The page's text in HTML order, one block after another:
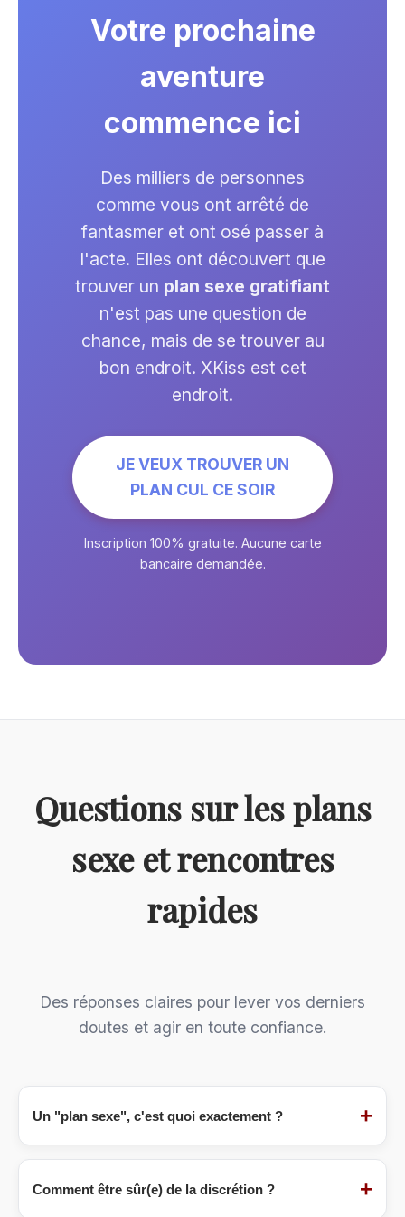
Votre prochaine
aventure
commence ici
Des milliers de personnes
comme vous ont arrêté de
fantasmer et ont osé passer à
l'acte. Elles ont découvert que
trouver un plan sexe gratifiant
n'est pas une question de
chance, mais de se trouver au
bon endroit. XKiss est cet
endroit.
JE VEUX TROUVER UN
PLAN CUL CE SOIR
Inscription 100% gratuite. Aucune carte
bancaire demandée.
Questions sur les plans
sexe et rencontres
rapides
Des réponses claires pour lever vos derniers
doutes et agir en toute confiance.
Un "plan sexe", c'est quoi exactement ? +
Unplan sexe(ou "plan cul") désigne une
rencontre à but purement sexuel, sans
Comment être sûr(e) de la discrétion ? +